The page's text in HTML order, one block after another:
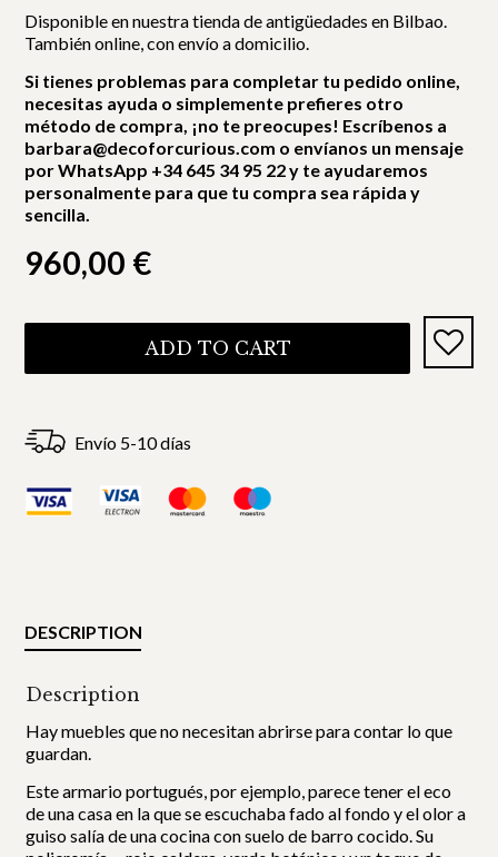
Disponible en nuestra tienda de antigüedades en Bilbao.
También online, con envío a domicilio.
Si tienes problemas para completar tu pedido online,
necesitas ayuda o simplemente prefieres otro
método de compra, ¡no te preocupes! Escríbenos a
barbara@decoforcurious.com o envíanos un mensaje
por WhatsApp +34 645 34 95 22 y te ayudaremos
personalmente para que tu compra sea rápida y
sencilla.
960,00 €
ADD TO CART
Envío 5-10 días
DESCRIPTION
Description
Hay muebles que no necesitan abrirse para contar lo que
guardan.
Este armario portugués, por ejemplo, parece tener el eco
de una casa en la que se escuchaba fado al fondo y el olor a
guiso salía de una cocina con suelo de barro cocido. Su